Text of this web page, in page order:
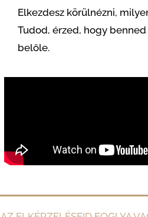
Elkezdesz körülnézni,
Tudod, érzed, hogy
belőle.